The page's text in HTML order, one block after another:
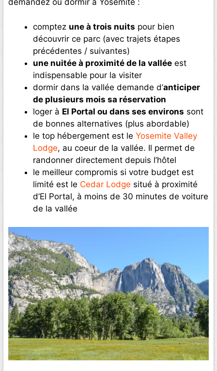
demandez où dormir à Yosemite :
comptez une à trois nuits pour bien
découvrir ce parc (avec trajets étapes
précédentes / suivantes)
une nuitée à proximité de la vallée est
indispensable pour la visiter
dormir dans la vallée demande d’anticiper
de plusieurs mois sa réservation
loger à El Portal ou dans ses environs sont
de bonnes alternatives (plus abordable)
le top hébergement est le Yosemite Valley
Lodge, au coeur de la vallée. Il permet de
randonner directement depuis l’hôtel
le meilleur compromis si votre budget est
limité est le Cedar Lodge situé à proximité
d’El Portal, à moins de 30 minutes de voiture
de la vallée